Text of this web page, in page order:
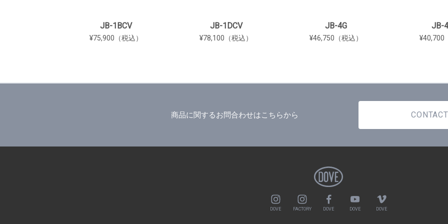
JB-1BCV
¥75,900（税込）
JB-1DCV
¥78,100（税込）
JB-4G
¥46,750（税込）
JB-
¥40,700
商品に関するお問合わせはこちらから CONTACT
DOVE FACTORY DOVE DOVE DOVE